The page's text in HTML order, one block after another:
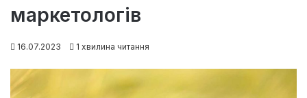
маркетологів
16.07.2023 1 хвилина читання